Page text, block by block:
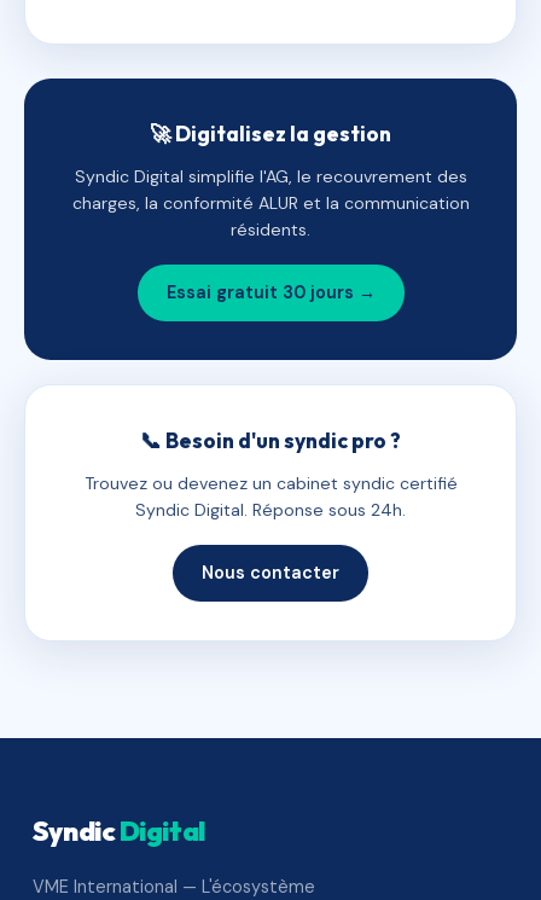
🚀 Digitalisez la gestion
Syndic Digital simplifie l'AG, le recouvrement des
charges, la conformité ALUR et la communication
résidents.
Essai gratuit 30 jours →
📞 Besoin d'un syndic pro ?
Trouvez ou devenez un cabinet syndic certifié
Syndic Digital. Réponse sous 24h.
Nous contacter
SyndicDigital
VME International — L'écosystème